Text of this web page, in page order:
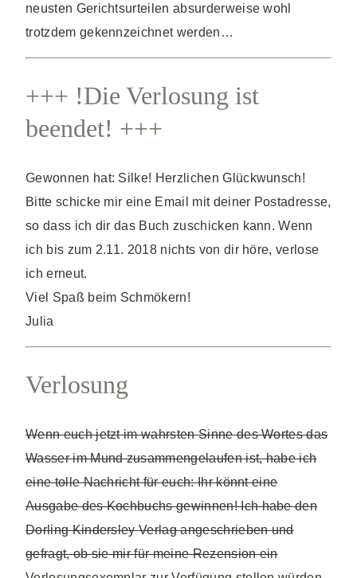
neusten Gerichtsurteilen absurderweise wohl
trotzdem gekennzeichnet werden…
+++ !Die Verlosung ist
beendet! +++
Gewonnen hat: Silke! Herzlichen Glückwunsch!
Bitte schicke mir eine Email mit deiner Postadresse,
so dass ich dir das Buch zuschicken kann. Wenn
ich bis zum 2.11. 2018 nichts von dir höre, verlose
ich erneut.
Viel Spaß beim Schmökern!
Julia
Verlosung
Wenn euch jetzt im wahrsten Sinne des Wortes das
Wasser im Mund zusammengelaufen ist, habe ich
eine tolle Nachricht für euch: Ihr könnt eine
Ausgabe des Kochbuchs gewinnen! Ich habe den
Dorling Kindersley Verlag angeschrieben und
gefragt, ob sie mir für meine Rezension ein